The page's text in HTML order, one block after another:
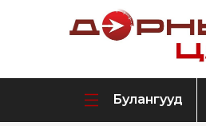
Булангууд